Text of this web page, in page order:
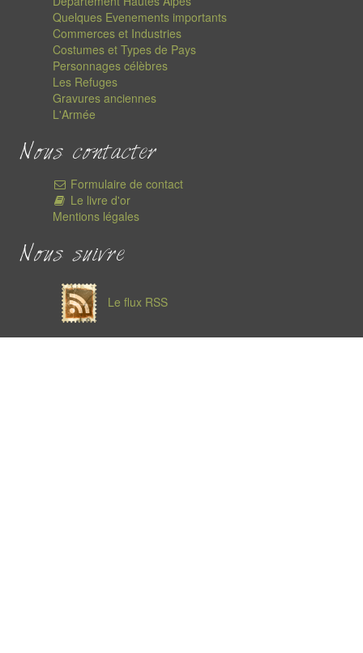
Quelques Evenements importants
Commerces et Industries
Costumes et Types de Pays
Personnages célèbres
Les Refuges
Gravures anciennes
L'Armée
Nous contacter
Formulaire de contact
Le livre d'or
Mentions légales
Nous suivre
Le flux RSS